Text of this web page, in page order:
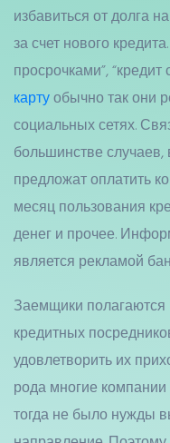
избавиться от долга
за счет нового
просрочками”,
картуобычно так они
социальных сетях.
большинстве случаев,
предложат оплатить
месяц пользования
денег и прочее.
является рекламой
Заемщики
кредитных
удовлетворить их
рода многие
тогда не было нужды